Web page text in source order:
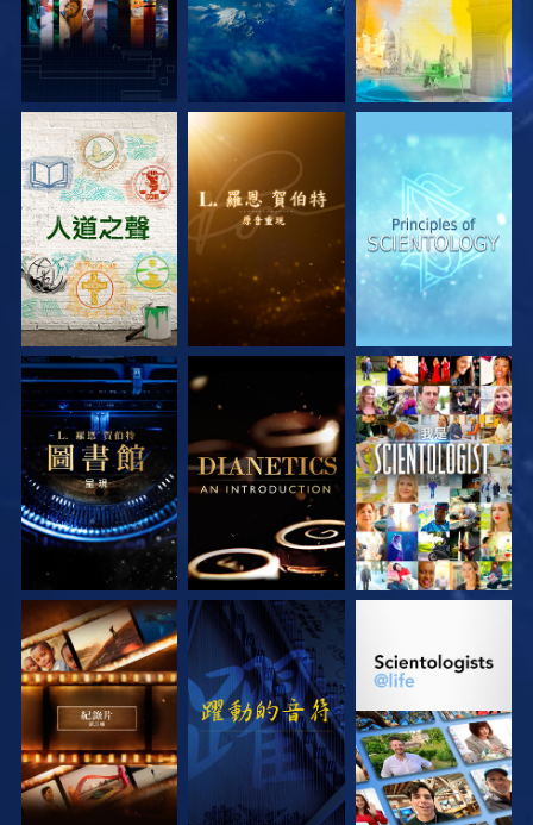
探索系列節目 探索系列節目 探索系列節目
探索系列節目 探索系列節目 觀看
探索系列節目 觀看 探索系列節目